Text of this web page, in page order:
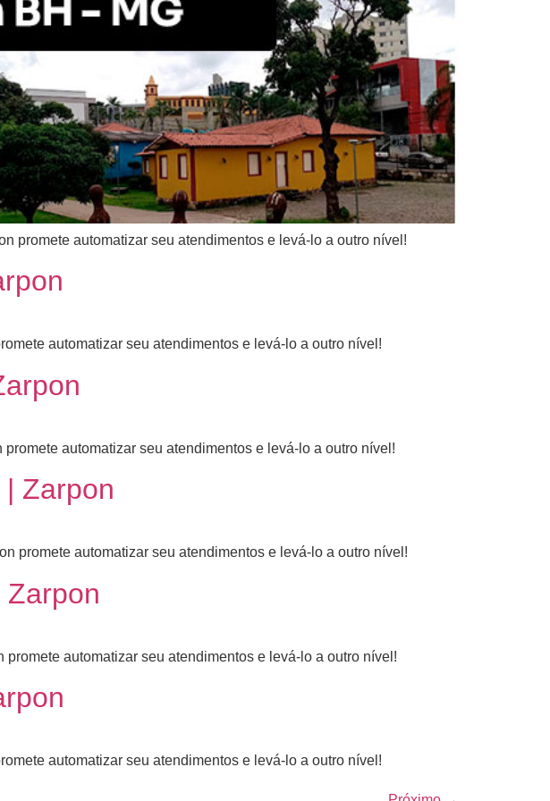
promete automatizar seu atendimentos e levá-lo a outro nível!
automatizar seu atendimentos e levá-lo a outro nível!
automatizar seu atendimentos e levá-lo a outro nível!
Zarpon
promete automatizar seu atendimentos e levá-lo a outro nível!
automatizar seu atendimentos e levá-lo a outro nível!
automatizar seu atendimentos e levá-lo a outro nível!